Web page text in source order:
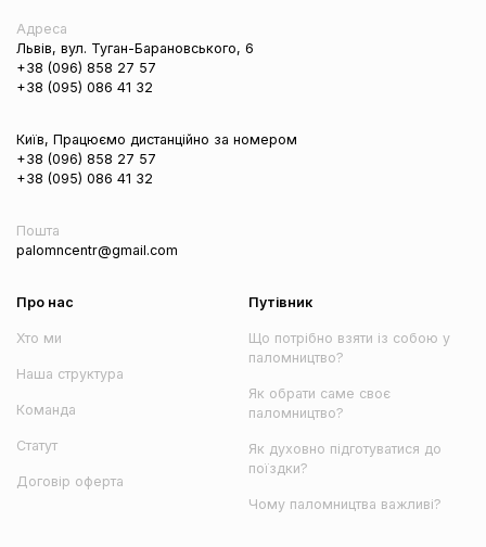
Адреса
Львів, вул. Туган-Барановського, 6
+38 (096) 858 27 57
+38 (095) 086 41 32
Київ, Працюємо дистанційно за номером
+38 (096) 858 27 57
+38 (095) 086 41 32
Пошта
palomncentr@gmail.com
Про нас
Хто ми
Наша структура
Команда
Статут
Договір оферта
Путівник
Що потрібно взяти із собою у
паломництво?
Як обрати саме своє
паломництво?
Як духовно підготуватися до
поїздки?
Чому паломництва важливі?